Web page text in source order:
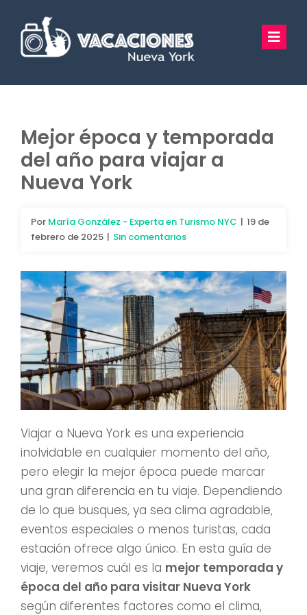
contenido
Vacaciones Nueva York
Tours Privados
Hoteles
Preguntas Frecuentes
Mejor época y temporada
del año para viajar a
Nueva York
Por María González - Experta en Turismo NYC | 19 de
febrero de 2025 | Sin comentarios
Viajar a Nueva York es una experiencia
inolvidable en cualquier momento del año,
pero elegir la mejor época puede marcar
una gran diferencia en tu viaje. Dependiendo
de lo que busques, ya sea clima agradable,
eventos especiales o menos turistas, cada
estación ofrece algo único. En esta guía de
viaje, veremos cuál es la mejor temporada y
época del año para visitar Nueva York
según diferentes factores como el clima,